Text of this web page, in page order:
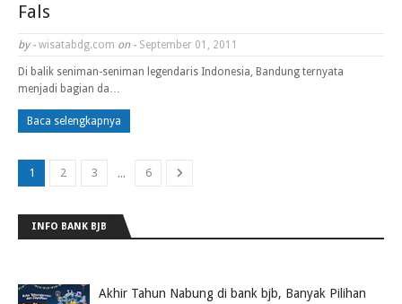
Fals
by - wisatabdg.com on - September 01, 2011
Di balik seniman-seniman legendaris Indonesia, Bandung ternyata
menjadi bagian da…
Baca selengkapnya
1 2 3 ... 6
INFO BANK BJB
Akhir Tahun Nabung di bank bjb, Banyak Pilihan